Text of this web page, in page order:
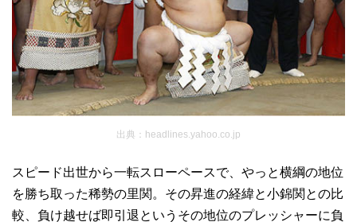
出典：headlines.yahoo.co.jp
スピード出世から一転スローペースで、やっと横綱の地位
を勝ち取った稀勢の里関。その昇進の経緯と小錦関との比
較、負け越せば即引退というその地位のプレッシャーに負